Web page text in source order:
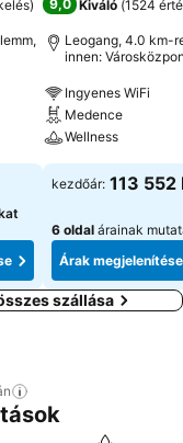
) 9,0 Kiváló (1524
Leogang, 4.0 km-
innen:
Ingyenes WiFi
Medence
Wellness
kezdőár: 113 552
6 oldal árainak
Árak megjelenítése
szállása